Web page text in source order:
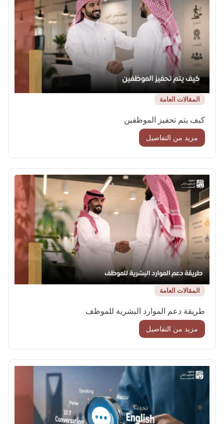
المقالات العامة
كيف يتم تحفيز الموظفين
مزيد من التفاصيل
المقالات العامة
طريقة دعم الموارد البشرية للموظف
مزيد من التفاصيل